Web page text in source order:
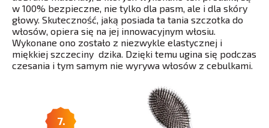
w 100% bezpieczne, nie tylko dla pasm, ale i dla skóry
głowy. Skuteczność, jaką posiada ta tania szczotka do
włosów, opiera się na jej innowacyjnym włosiu.
Wykonane ono zostało z niezwykle elastycznej i
miękkiej szczeciny dzika. Dzięki temu ugina się podczas
czesania i tym samym nie wyrywa włosów z cebulkami.
7.